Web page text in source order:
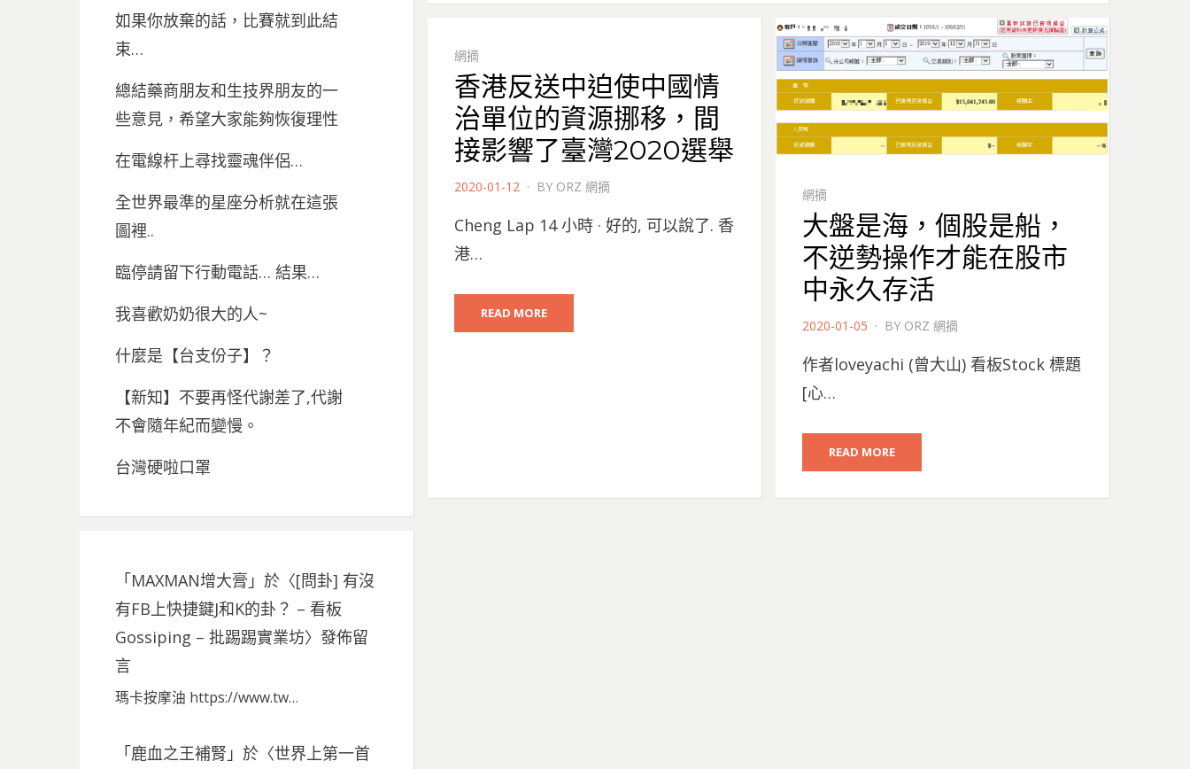
網摘
香港反送中迫使中國情
治單位的資源挪移，間
接影響了臺灣2020選舉
POSTED
2020-01-12 BY ORZ 網摘
Cheng Lap 14 小時 · 好的, 可以說了. 香
港…
READ MORE
網摘
大盤是海，個股是船，
不逆勢操作才能在股市
中永久存活
POSTED
2020-01-05 BY ORZ 網摘
作者loveyachi (曾大山) 看板Stock 標題
[心…
READ MORE
如果你放棄的話，比賽就到此結
束…
總結藥商朋友和生技界朋友的一
些意見，希望大家能夠恢復理性
在電線杆上尋找靈魂伴侶…
全世界最準的星座分析就在這張
圖裡..
臨停請留下行動電話… 結果…
我喜歡奶奶很大的人~
什麼是【台支份子】？
【新知】不要再怪代謝差了,代謝
不會隨年紀而變慢。
台灣硬啦口罩
「MAXMAN增大膏 」於〈[問卦] 有沒
有FB上快捷鍵J和K的卦？ – 看板
Gossiping – 批踢踢實業坊〉發佈留
言
瑪卡按摩油 https://www.tw…
「鹿血之王補腎 」於〈世界上第一首